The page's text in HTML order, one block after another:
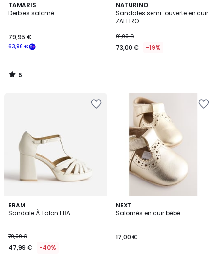
TAMARIS
Derbies salomé
63,96 €
79,95 €
5
/
5
/
NATURINO
Sandales semi-ouverte en cuir
ZAFFIRO
91,00 €
73,00 € -19%
ERAM
Sandale À Talon EBA
79,99 €
47,99 € -40%
NEXT
Salomés en cuir bébé
17,00 €